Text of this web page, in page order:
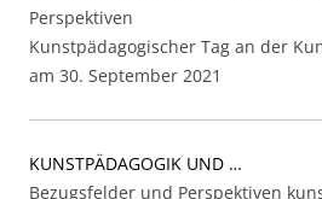
Perspektiven
Kunstpädagogischer Tag an der
am 30. September 2021
KUNSTPÄDAGOGIK UND …
Bezugsfelder und Perspektiven